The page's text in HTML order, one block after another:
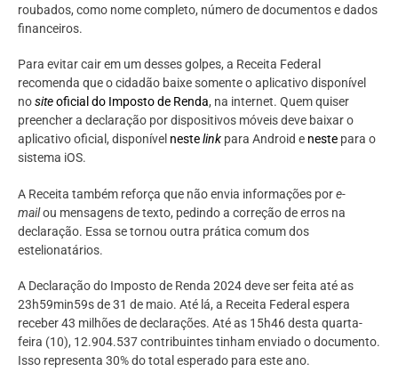
roubados, como nome completo, número de documentos e dados
financeiros.
Para evitar cair em um desses golpes, a Receita Federal
recomenda que o cidadão baixe somente o aplicativo disponível
nositeoficial do Imposto de Renda, na internet. Quem quiser
preencher a declaração por dispositivos móveis deve baixar o
aplicativo oficial, disponível nestelink para Android e neste para o
sistema iOS.
A Receita também reforça que não envia informações pore-
mailou mensagens de texto, pedindo a correção de erros na
declaração. Essa se tornou outra prática comum dos
estelionatários.
A Declaração do Imposto de Renda 2024 deve ser feita até as
23h59min59s de 31 de maio. Até lá, a Receita Federal espera
receber 43 milhões de declarações. Até as 15h46 desta quarta-
feira (10), 12.904.537 contribuintes tinham enviado o documento.
Isso representa 30% do total esperado para este ano.